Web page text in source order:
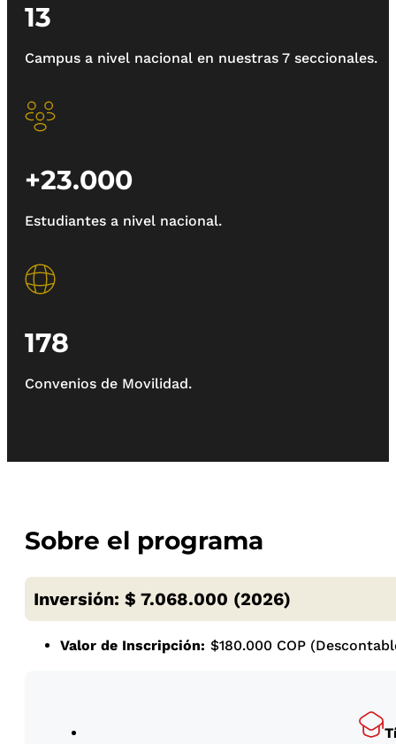
13
Campus a nivel nacional en nuestras 7 seccionales.
+23.000
Estudiantes a nivel nacional.
178
Convenios de Movilidad.
Sobre el programa
Inversión: $ 7.068.000 (2026)
Valor de Inscripción: $180.000 COP